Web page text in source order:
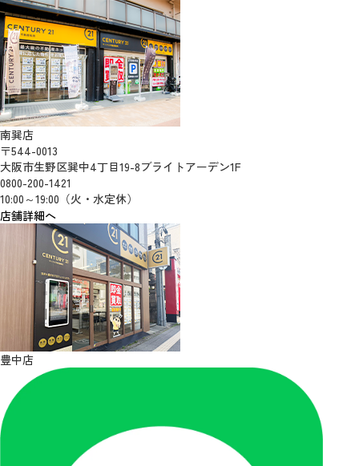
南巽店
〒544-0013
大阪市生野区巽中4丁目19-8ブライトアーデン1F
0800-200-1421
10:00～19:00（火・水定休）
店舗詳細へ
豊中店